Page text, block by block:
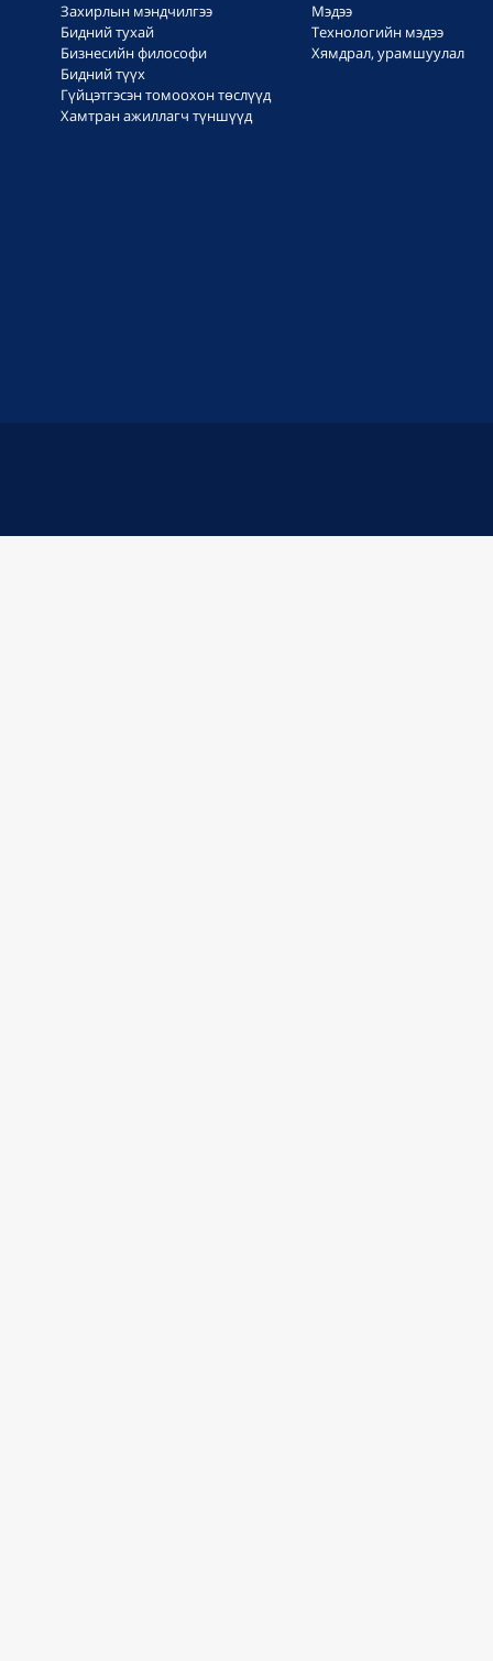
Захирлын мэндчилгээ
Бидний тухай
Бизнесийн философи
Бидний түүх
Гүйцэтгэсэн томоохон төслүүд
Хамтран ажиллагч түншүүд
Мэдээ
Технологийн мэдээ
Хямдрал, урамшуулал